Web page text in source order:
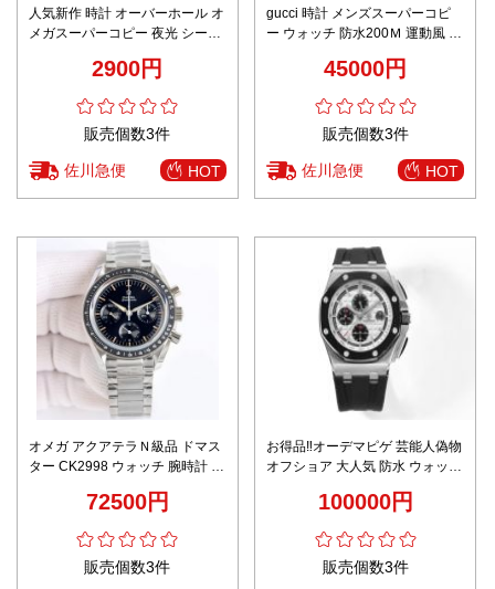
人気新作 時計 オーバーホール オ
メガスーパーコピー 夜光 シーマ
2900円
販売個数3件
佐川急便 HOT
gucci 時計 メンズスーパーコピ
ー ウォッチ 防水200Ｍ 運動風 男
45000円
販売個数3件
佐川急便 HOT
オメガ アクアテラＮ級品 ドマス
ター CK2998 ウォッチ 腕時計 防
72500円
販売個数3件
お得品‼オーデマピゲ 芸能人偽物
オフショア 大人気 防水 ウォッチ
100000円
販売個数3件